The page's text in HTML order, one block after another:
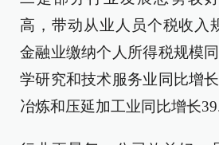
高，带动从业人员个税收入
金融业缴纳个人所得税规模
学研究和技术服务业同比增
冶炼和压延加工业同比增长